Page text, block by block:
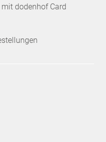
dodenhof Card